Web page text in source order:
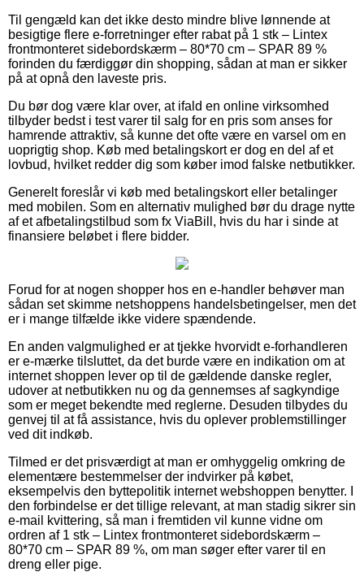
Til gengæld kan det ikke desto mindre blive lønnende at
besigtige flere e-forretninger efter rabat på 1 stk – Lintex
frontmonteret sidebordskærm – 80*70 cm – SPAR 89 %
forinden du færdiggør din shopping, sådan at man er sikker
på at opnå den laveste pris.
Du bør dog være klar over, at ifald en online virksomhed
tilbyder bedst i test varer til salg for en pris som anses for
hamrende attraktiv, så kunne det ofte være en varsel om en
uoprigtig shop. Køb med betalingskort er dog en del af et
lovbud, hvilket redder dig som køber imod falske netbutikker.
Generelt foreslår vi køb med betalingskort eller betalinger
med mobilen. Som en alternativ mulighed bør du drage nytte
af et afbetalingstilbud som fx ViaBill, hvis du har i sinde at
finansiere beløbet i flere bidder.
Forud for at nogen shopper hos en e-handler behøver man
sådan set skimme netshoppens handelsbetingelser, men det
er i mange tilfælde ikke videre spændende.
En anden valgmulighed er at tjekke hvorvidt e-forhandleren
er e-mærke tilsluttet, da det burde være en indikation om at
internet shoppen lever op til de gældende danske regler,
udover at netbutikken nu og da gennemses af sagkyndige
som er meget bekendte med reglerne. Desuden tilbydes du
genvej til at få assistance, hvis du oplever problemstillinger
ved dit indkøb.
Tilmed er det prisværdigt at man er omhyggelig omkring de
elementære bestemmelser der indvirker på købet,
eksempelvis den byttepolitik internet webshoppen benytter. I
den forbindelse er det tillige relevant, at man stadig sikrer sin
e-mail kvittering, så man i fremtiden vil kunne vidne om
ordren af 1 stk – Lintex frontmonteret sidebordskærm –
80*70 cm – SPAR 89 %, om man søger efter varer til en
dreng eller pige.